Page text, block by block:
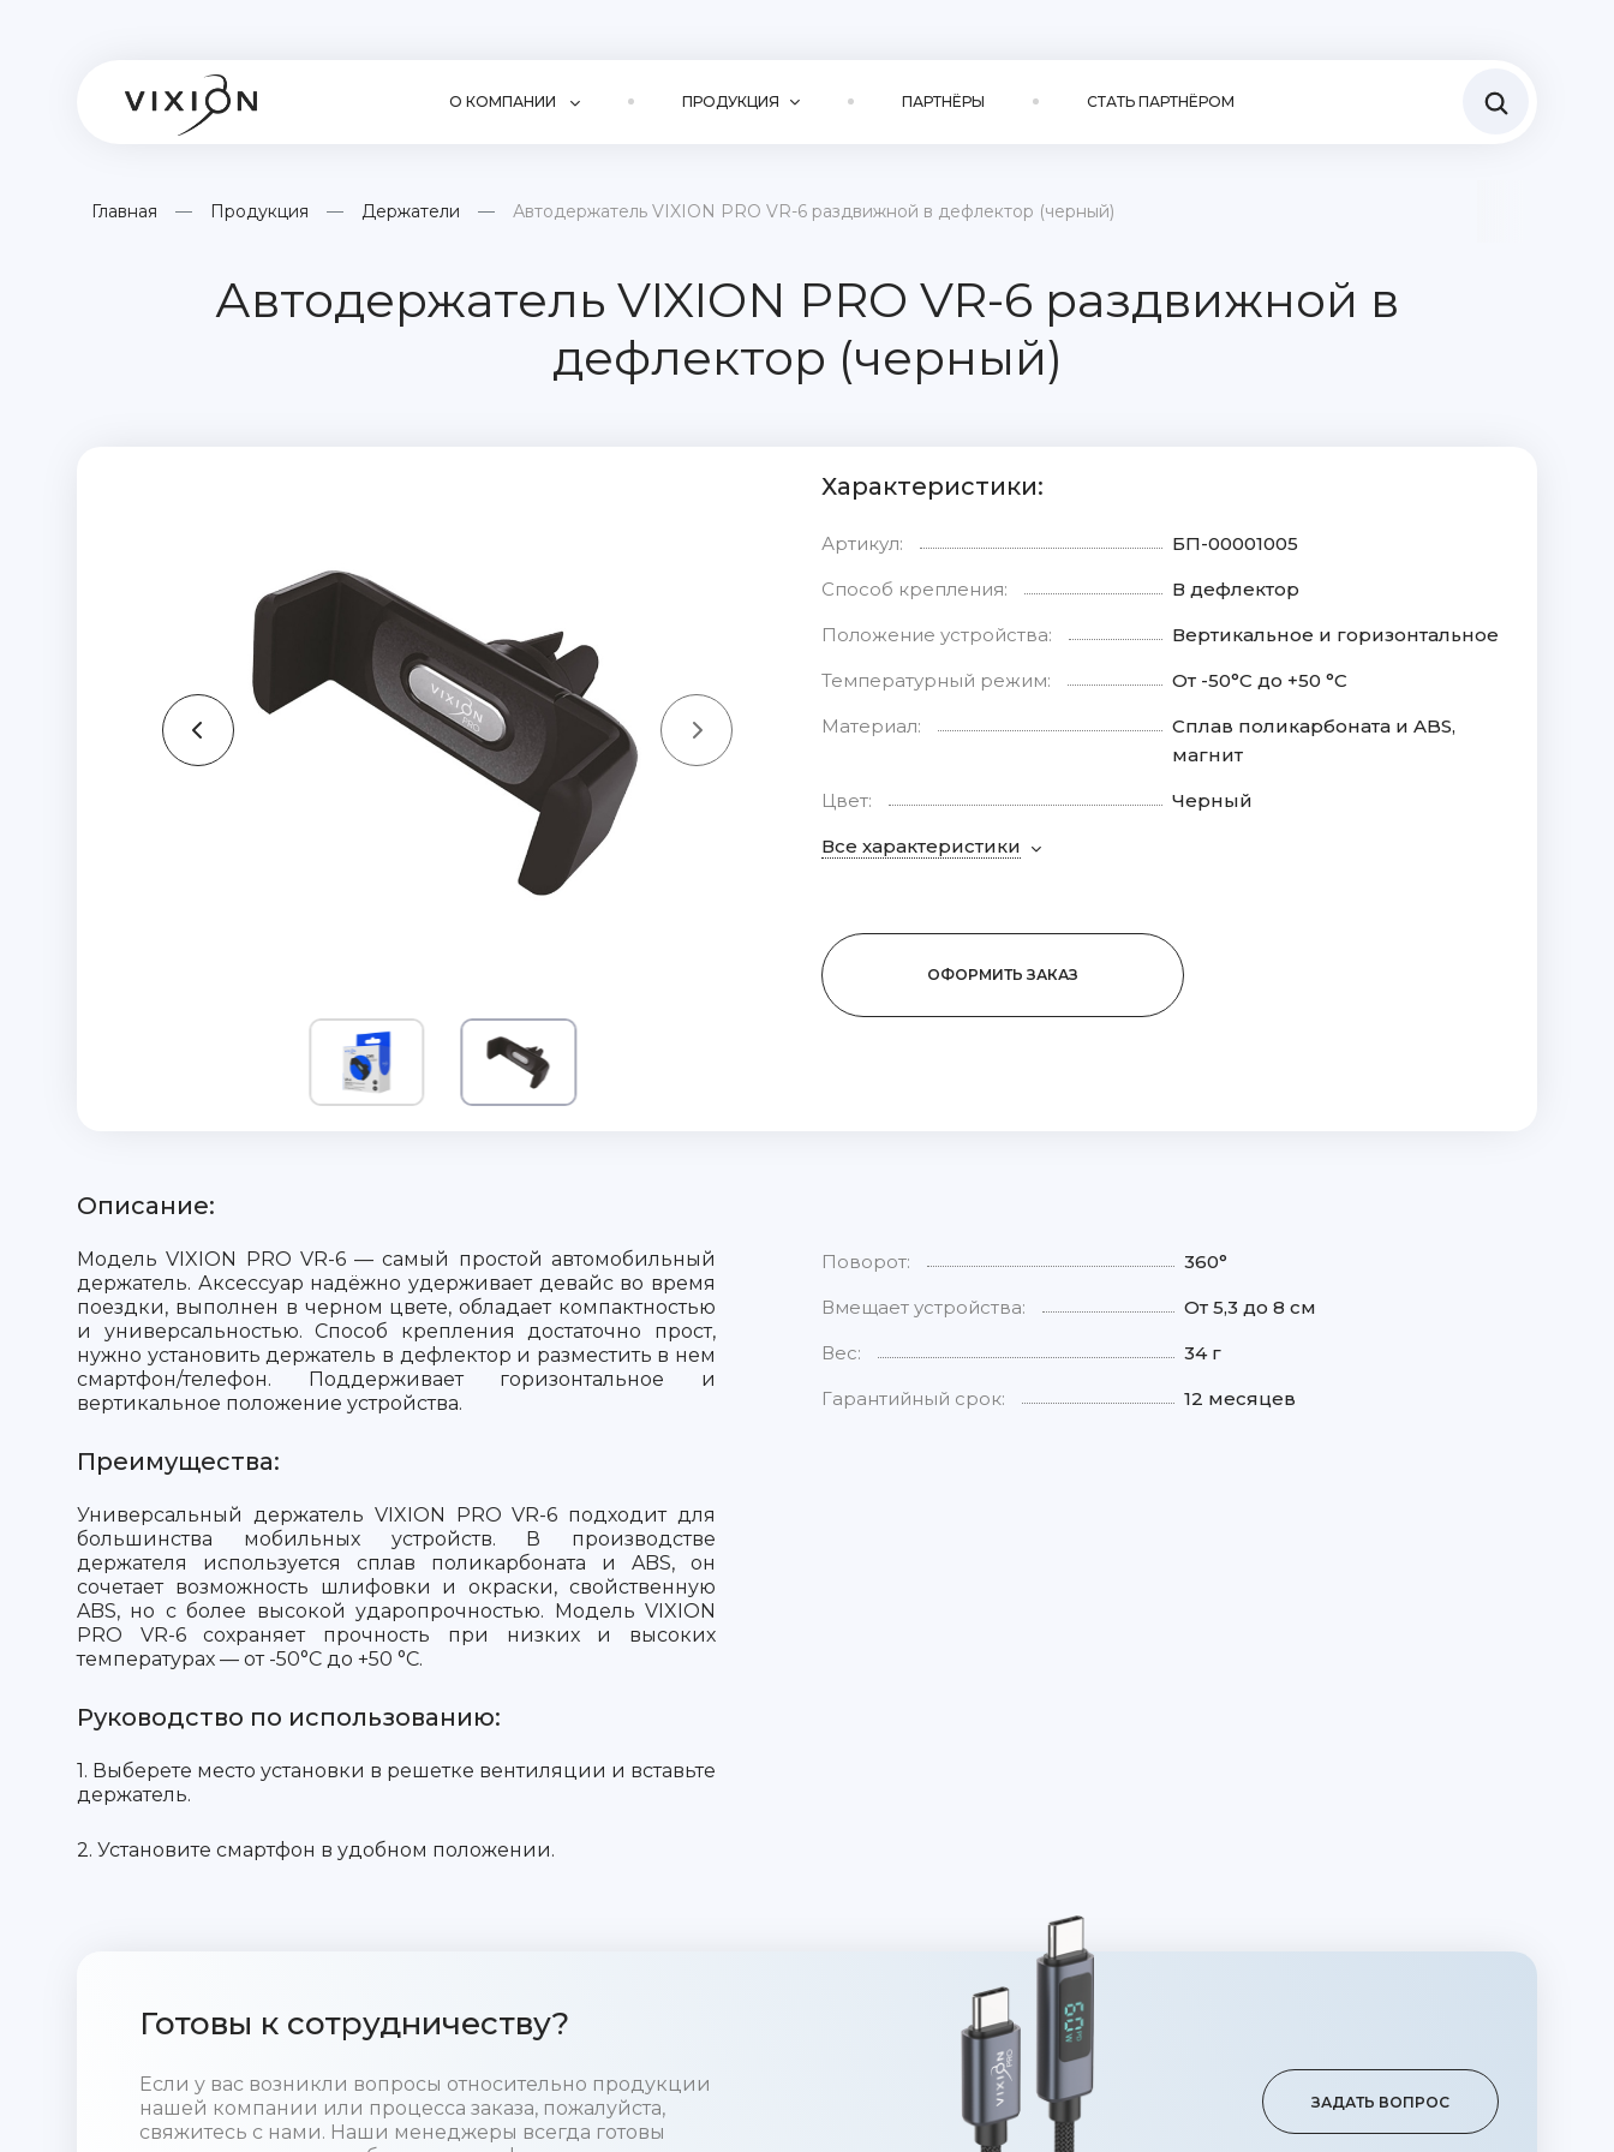
О КОМПАНИИ ПРОДУКЦИЯ ПАРТНЁРЫ СТАТЬ ПАРТНЁРОМ
Главная Продукция Держатели Автодержатель VIXION PRO VR-6 раздвижной в дефлектор (черный)
Автодержатель VIXION PRO VR-6 раздвижной в
дефлектор (черный)
Характеристики:
Артикул:
БП-00001005
Способ крепления:
В дефлектор
Положение устройства:
Вертикальное и горизонтальное
Температурный режим:
От -50°С до +50 °C
Материал:
Сплав поликарбоната и ABS,
магнит
Цвет:
Черный
Все характеристики
ОФОРМИТЬ ЗАКАЗ
Описание:
Модель VIXION PRO VR-6 — самый простой автомобильный
держатель. Аксессуар надёжно удерживает девайс во время
поездки, выполнен в черном цвете, обладает компактностью
и универсальностью. Способ крепления достаточно прост,
нужно установить держатель в дефлектор и разместить в нем
смартфон/телефон. Поддерживает горизонтальное и
вертикальное положение устройства.
Преимущества:
Универсальный держатель VIXION PRO VR-6 подходит для
большинства мобильных устройств. В производстве
держателя используется сплав поликарбоната и ABS, он
сочетает возможность шлифовки и окраски, свойственную
ABS, но с более высокой ударопрочностью. Модель VIXION
PRO VR-6 сохраняет прочность при низких и высоких
температурах — от -50°С до +50 °C.
Руководство по использованию:
1. Выберете место установки в решетке вентиляции и вставьте
держатель.
2. Установите смартфон в удобном положении.
Поворот:
360°
Вмещает устройства:
От 5,3 до 8 см
Вес:
34 г
Гарантийный срок:
12 месяцев
Готовы к сотрудничеству?
Если у вас возникли вопросы относительно продукции
нашей компании или процесса заказа, пожалуйста,
свяжитесь с нами. Наши менеджеры всегда готовы
ЗАДАТЬ ВОПРОС